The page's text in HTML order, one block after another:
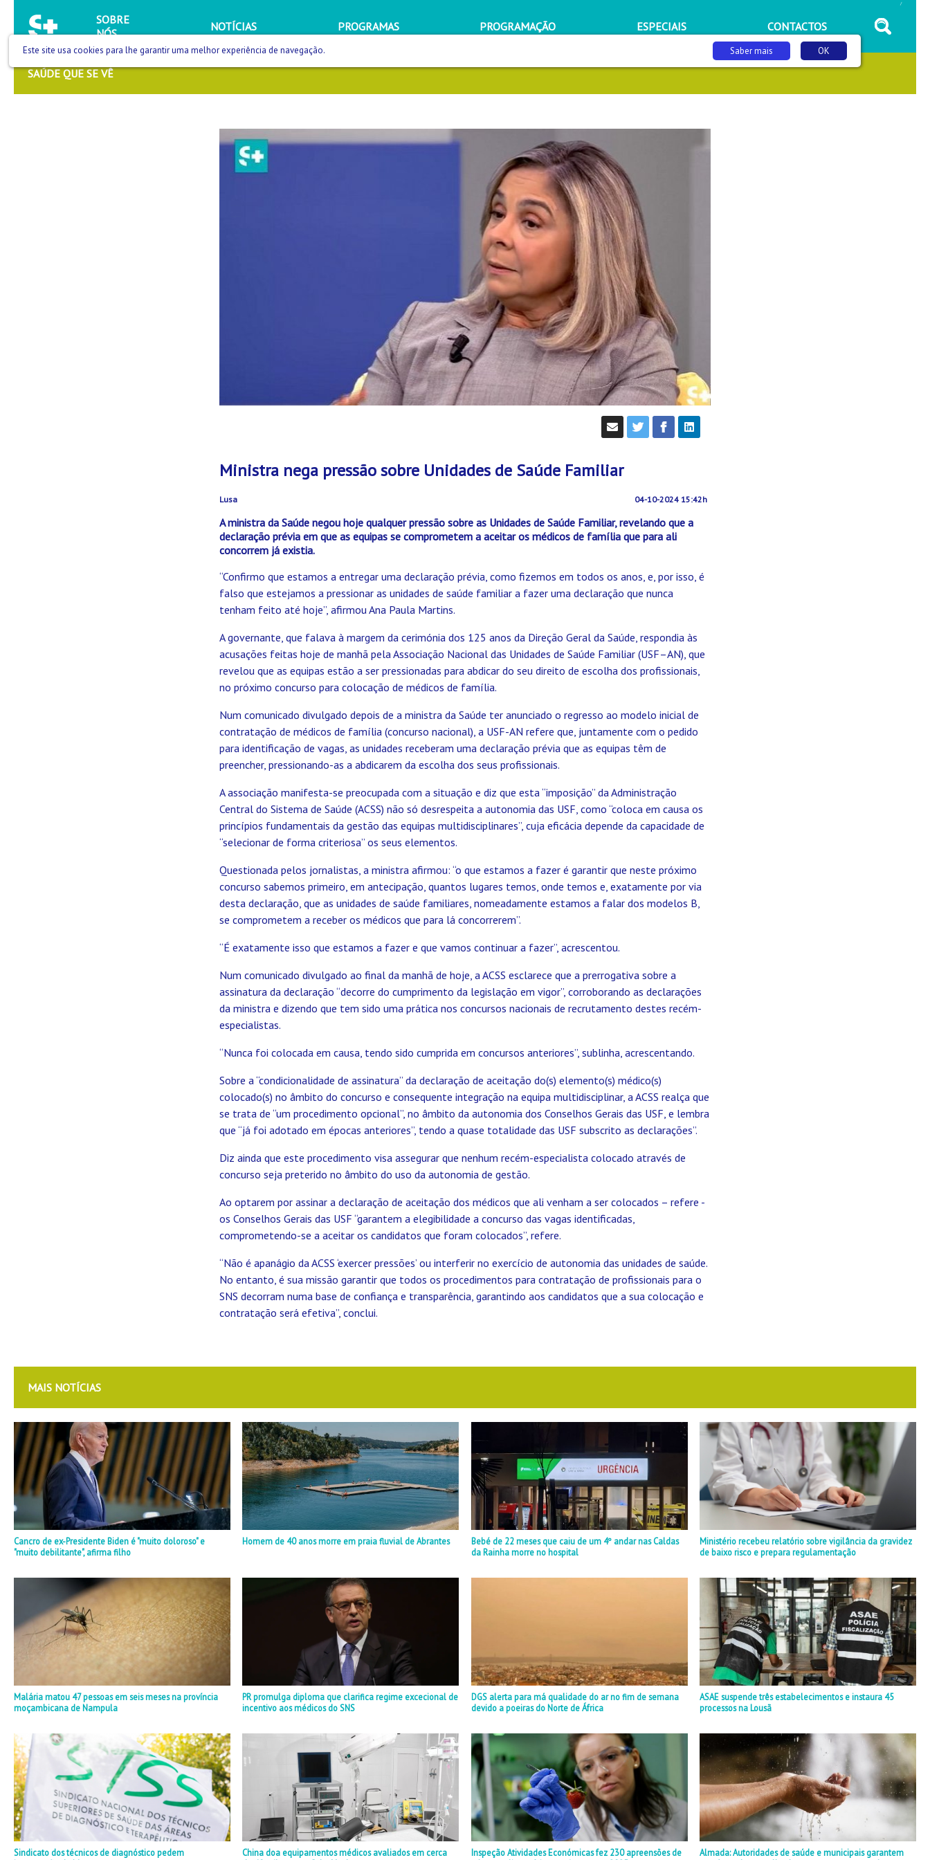
SOBRE
NÓS
NOTÍCIAS PROGRAMAS PROGRAMAÇÃO ESPECIAIS CONTACTOS
/
SAÚDE QUE SE VÊ
Ministra nega pressão sobre Unidades de Saúde Familiar
Lusa 04-10-2024 15:42h
A ministra da Saúde negou hoje qualquer pressão sobre as Unidades de Saúde Familiar, revelando que a
declaração prévia em que as equipas se comprometem a aceitar os médicos de família que para ali
concorrem já existia.
“Confirmo que estamos a entregar uma declaração prévia, como fizemos em todos os anos, e, por isso, é
falso que estejamos a pressionar as unidades de saúde familiar a fazer uma declaração que nunca
tenham feito até hoje”, afirmou Ana Paula Martins.
A governante, que falava à margem da cerimónia dos 125 anos da Direção Geral da Saúde, respondia às
acusações feitas hoje de manhã pela Associação Nacional das Unidades de Saúde Familiar (USF–AN), que
revelou que as equipas estão a ser pressionadas para abdicar do seu direito de escolha dos profissionais,
no próximo concurso para colocação de médicos de família.
Num comunicado divulgado depois de a ministra da Saúde ter anunciado o regresso ao modelo inicial de
contratação de médicos de família (concurso nacional), a USF-AN refere que, juntamente com o pedido
para identificação de vagas, as unidades receberam uma declaração prévia que as equipas têm de
preencher, pressionando-as a abdicarem da escolha dos seus profissionais.
A associação manifesta-se preocupada com a situação e diz que esta “imposição” da Administração
Central do Sistema de Saúde (ACSS) não só desrespeita a autonomia das USF, como “coloca em causa os
princípios fundamentais da gestão das equipas multidisciplinares”, cuja eficácia depende da capacidade de
“selecionar de forma criteriosa” os seus elementos.
Questionada pelos jornalistas, a ministra afirmou: “o que estamos a fazer é garantir que neste próximo
concurso sabemos primeiro, em antecipação, quantos lugares temos, onde temos e, exatamente por via
desta declaração, que as unidades de saúde familiares, nomeadamente estamos a falar dos modelos B,
se comprometem a receber os médicos que para lá concorrerem”.
“É exatamente isso que estamos a fazer e que vamos continuar a fazer”, acrescentou.
Num comunicado divulgado ao final da manhã de hoje, a ACSS esclarece que a prerrogativa sobre a
assinatura da declaração “decorre do cumprimento da legislação em vigor”, corroborando as declarações
da ministra e dizendo que tem sido uma prática nos concursos nacionais de recrutamento destes recém-
especialistas.
“Nunca foi colocada em causa, tendo sido cumprida em concursos anteriores”, sublinha, acrescentando.
Sobre a “condicionalidade de assinatura” da declaração de aceitação do(s) elemento(s) médico(s)
colocado(s) no âmbito do concurso e consequente integração na equipa multidisciplinar, a ACSS realça que
se trata de “um procedimento opcional”, no âmbito da autonomia dos Conselhos Gerais das USF, e lembra
que “já foi adotado em épocas anteriores”, tendo a quase totalidade das USF subscrito as declarações”.
Diz ainda que este procedimento visa assegurar que nenhum recém-especialista colocado através de
concurso seja preterido no âmbito do uso da autonomia de gestão.
Ao optarem por assinar a declaração de aceitação dos médicos que ali venham a ser colocados – refere -
os Conselhos Gerais das USF “garantem a elegibilidade a concurso das vagas identificadas,
comprometendo-se a aceitar os candidatos que foram colocados”, refere.
“Não é apanágio da ACSS ‘exercer pressões’ ou interferir no exercício de autonomia das unidades de saúde.
No entanto, é sua missão garantir que todos os procedimentos para contratação de profissionais para o
SNS decorram numa base de confiança e transparência, garantindo aos candidatos que a sua colocação e
contratação será efetiva”, conclui.
MAIS NOTÍCIAS
Cancro de ex-Presidente Biden é "muito doloroso" e
"muito debilitante", afirma filho
Homem de 40 anos morre em praia fluvial de Abrantes
Bebé de 22 meses que caiu de um 4º andar nas Caldas
da Rainha morre no hospital
Ministério recebeu relatório sobre vigilância da gravidez
de baixo risco e prepara regulamentação
Malária matou 47 pessoas em seis meses na província
moçambicana de Nampula
PR promulga diploma que clarifica regime excecional de
incentivo aos médicos do SNS
DGS alerta para má qualidade do ar no fim de semana
devido a poeiras do Norte de África
ASAE suspende três estabelecimentos e instaura 45
processos na Lousã
Sindicato dos técnicos de diagnóstico pedem
China doa equipamentos médicos avaliados em cerca
Inspeção Atividades Económicas fez 230 apreensões de
Almada: Autoridades de saúde e municipais garantem
Este site usa cookies para lhe garantir uma melhor experiência de navegação. OK
Saber mais